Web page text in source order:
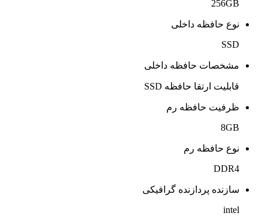
256GB
نوع حافظه داخلی
SSD
مشخصات حافظه داخلی
قابلیت ارتقا حافظه SSD
ظرفیت حافظه رم
8GB
نوع حافظه رم
DDR4
سازنده پردازنده گرافیکی
intel